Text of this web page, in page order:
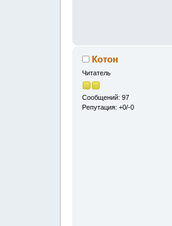
Котон
Читатель
Сообщений: 97
Репутация: +0/-0